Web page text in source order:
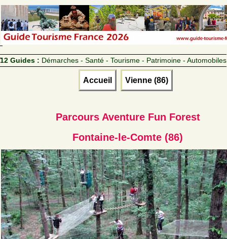
12 Guides : Démarches - Santé - Tourisme - Patrimoine - Automobiles
Accueil Vienne (86)
Parcours Aventure Fun Forest
Fontaine-le-Comte (86)